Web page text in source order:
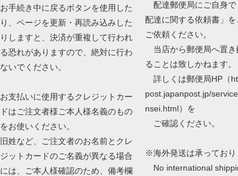
お手続き中に戻るボタンを使用した
り、ページを更新・再読み込みした
りしますと、決済が重複して行われ
る恐れがありますので、絶対に行わ
ないでください。
お支払いに使用するクレジットカー
ドはご注文者様ご本人様名義のもの
をお使いください。
旧姓など、ご注文者のお名前とクレ
ジットカードのご名義が異なる場合
には、ご本人様確認のため、備考欄
配達郵便局にご自身で
配達に関する依頼書」を
ご依頼ください。
当店から郵便局へ置き
ることは致しかねます。
詳しくは郵便局HP（
post.japanpost.jp/
nsei.html）を
ご確認ください。
※海外発送は承っており
No international